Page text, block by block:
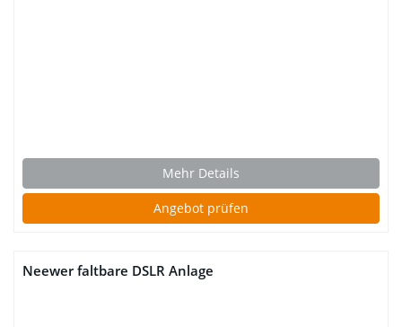
Mehr Details
Angebot prüfen
Neewer faltbare DSLR Anlage